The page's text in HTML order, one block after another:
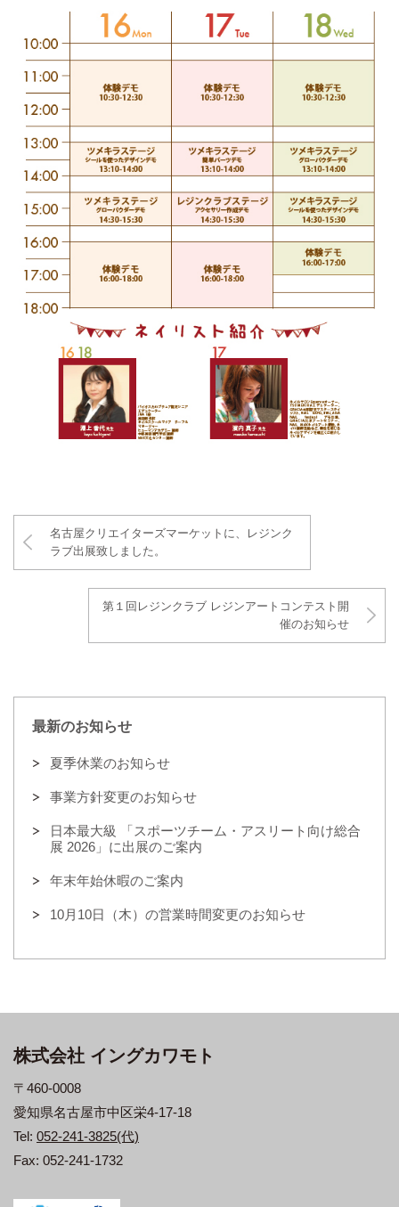
名古屋クリエイターズマーケットに、レジンク
ラブ出展致しました。
第１回レジンクラブ レジンアートコンテスト開
催のお知らせ
最新のお知らせ
夏季休業のお知らせ
事業方針変更のお知らせ
日本最大級 「スポーツチーム・アスリート向け総合
展 2026」に出展のご案内
年末年始休暇のご案内
10月10日（木）の営業時間変更のお知らせ
株式会社 イングカワモト
〒460-0008
愛知県名古屋市中区栄4-17-18
Tel: 052-241-3825(代)
Fax: 052-241-1732